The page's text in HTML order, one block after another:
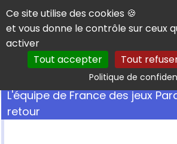
Panneau de gestion des cookies
Ce site utilise des cookies 🍪
et vous donne le contrôle sur ceux
activer
Tout accepter
Tout
Politique de
L'équipe de France des jeux
retour